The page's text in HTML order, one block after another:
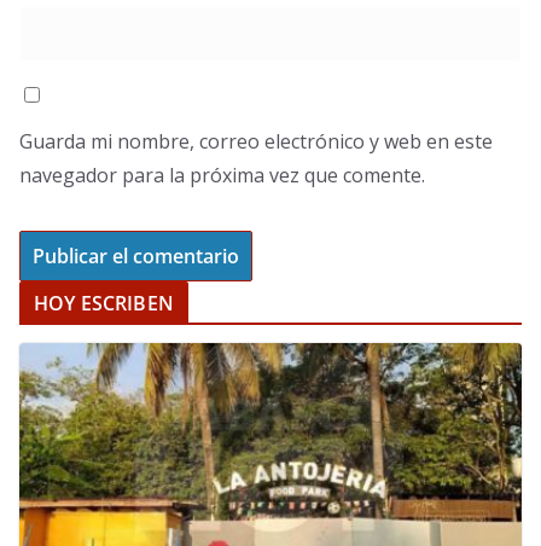
Guarda mi nombre, correo electrónico y web en este
navegador para la próxima vez que comente.
HOY ESCRIBEN